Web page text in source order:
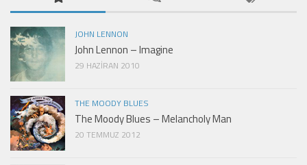
JOHN LENNON
John Lennon – Imagine
29 HAZIRAN 2010
THE MOODY BLUES
The Moody Blues – Melancholy Man
20 TEMMUZ 2012